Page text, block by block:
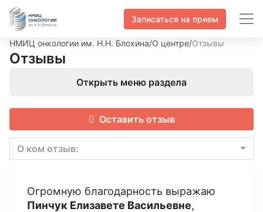
Записаться на прием
НМИЦ онкологии им. Н.Н. Блохина/О центре/Отзывы
Отзывы
Открыть меню раздела
Оставить отзыв
О ком отзыв:
Огромную благодарность выражаю
Пинчук Елизавете Васильевне,